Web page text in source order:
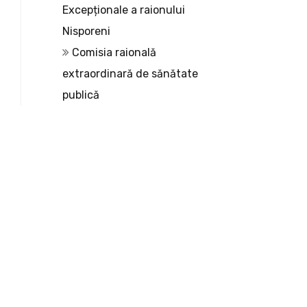
Excepționale a raionului
Nisporeni
Comisia raională
extraordinară de sănătate
publică